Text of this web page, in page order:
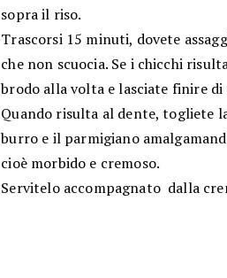
sopra il riso.
Trascorsi 15 minuti, dovete
che non scuocia. Se i chicchi
brodo alla volta e lasciate finire
Quando risulta al dente, togliete
burro e il parmigiano
cioè morbido e cremoso.
Servitelo accompagnato dalla